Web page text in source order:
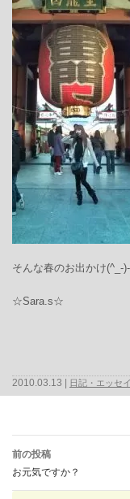
そんな春のお出かけ(^_-
☆Sara.s☆
2010.03.13 日記・エッセ
投
稿
ナ
ビ
ゲ
シ
前の投稿
お元気ですか？